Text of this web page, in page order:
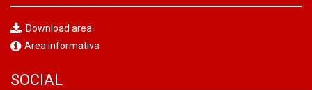
Download area
Area informativa
SOCIAL